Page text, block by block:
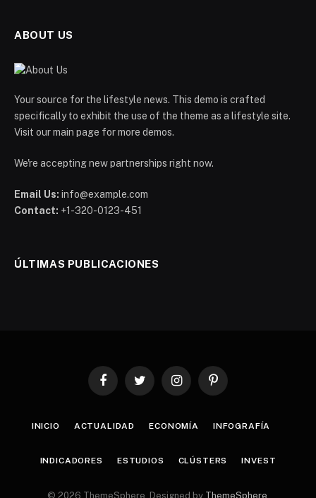
ABOUT US
Your source for the lifestyle news. This demo is crafted
specifically to exhibit the use of the theme as a lifestyle site.
Visit our main page for more demos.
We're accepting new partnerships right now.
Email Us: info@example.com
Contact: +1-320-0123-451
ÚLTIMAS PUBLICACIONES
FacebookTwitter InstagramPinterest
INICIO ACTUALIDAD ECONOMÍA INFOGRAFÍA
INDICADORES ESTUDIOS CLÚSTERS INVEST
© 2026 ThemeSphere. Designed by ThemeSphere